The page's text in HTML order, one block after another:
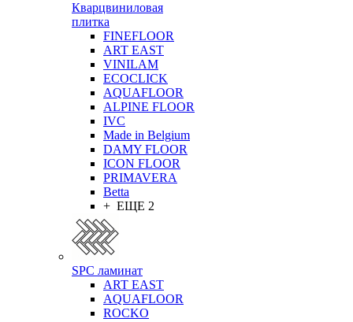
Кварцвиниловая
плитка
FINEFLOOR
ART EAST
VINILAM
ECOCLICK
AQUAFLOOR
ALPINE FLOOR
IVC
Made in Belgium
DAMY FLOOR
ICON FLOOR
PRIMAVERA
Betta
+ ЕЩЕ 2
SPC ламинат
ART EAST
AQUAFLOOR
ROCKO